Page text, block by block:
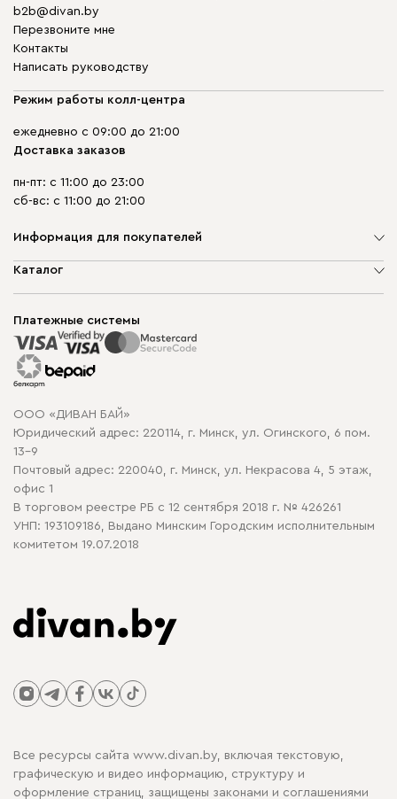
b2b@divan.by
Перезвоните мне
Контакты
Написать руководству
Режим работы колл-центра
ежедневно с 09:00 до 21:00
Доставка заказов
пн-пт: с 11:00 до 23:00
сб-вс: с 11:00 до 21:00
Информация для покупателей
О компании
Способы оплаты
Рассрочка и кредит
Гарантия
Карта сайта
Политика конфиденциальности
Политика в отношении обработки cookie
Каталог
Корпусная мебель
Распродажа мебели
Платежные системы
ООО «ДИВАН БАЙ»
Юридический адрес: 220114, г. Минск, ул. Огинского, 6 пом.
13-9
Почтовый адрес: 220040, г. Минск, ул. Некрасова 4, 5 этаж,
офис 1
В торговом реестре РБ с 12 сентября 2018 г. № 426261
УНП: 193109186, Выдано Минским Городским исполнительным
комитетом 19.07.2018
Все ресурсы сайта www.divan.by, включая текстовую,
графическую и видео информацию, структуру и
оформление страниц, защищены законами и соглашениями